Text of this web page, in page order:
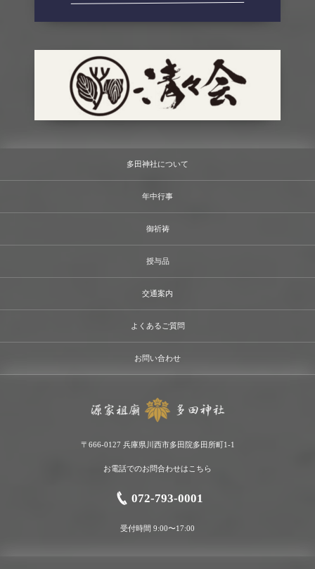
多田神社について
年中行事
御祈祷
授与品
交通案内
よくあるご質問
お問い合わせ
〒666-0127 兵庫県川西市多田院多田所町1-1
お電話でのお問合わせはこちら
072-793-0001
受付時間 9:00〜17:00